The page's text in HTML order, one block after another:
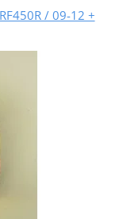
/ 09-12 +